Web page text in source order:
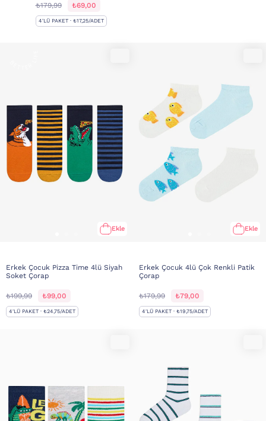
₺179,99 ₺69,00
4'LÜ PAKET · ₺17,25/ADET
Ekle
Erkek Çocuk Pizza Time 4lü Siyah
Soket Çorap
₺199,99 ₺99,00
4'LÜ PAKET · ₺24,75/ADET
Ekle
Erkek Çocuk 4lü Çok Renkli Patik
Çorap
₺179,99 ₺79,00
4'LÜ PAKET · ₺19,75/ADET